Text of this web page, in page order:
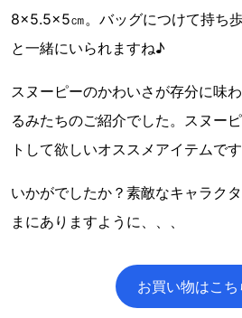
8×5.5×5㎝。バッグにつけて持ち
と一緒にいられますね♪
スヌーピーのかわいさが存分に味
るみたちのご紹介でした。スヌー
トして欲しいオススメアイテムです
いかがでしたか？素敵なキャラク
まにありますように、、、
お買い物はこ